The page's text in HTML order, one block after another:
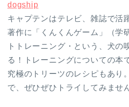
dogship
キャプテンはテレビ、雑誌で活
著作に「くんくんゲーム」（学
トトレーニング・という、犬の
る！トレーニングについての本
究極のトリーツのレシピもあり
で、ぜひぜひトライしてみませ